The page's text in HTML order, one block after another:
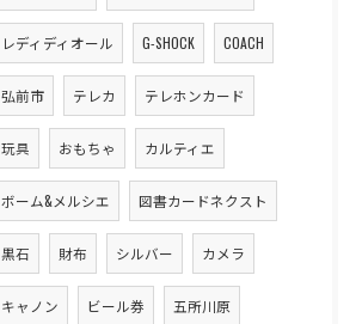
レディディオール G-SHOCK COACH
弘前市 テレカ テレホンカード
玩具 おもちゃ カルティエ
ボーム&メルシエ 図書カードネクスト
黒石 財布 シルバー カメラ
キャノン ビール券 五所川原